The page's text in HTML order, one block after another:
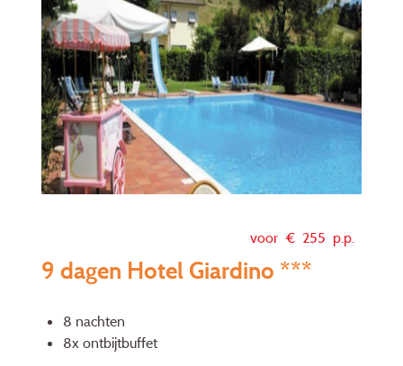
voor € 255 p.p.
9 dagen Hotel Giardino ***
8 nachten
8x ontbijtbuffet